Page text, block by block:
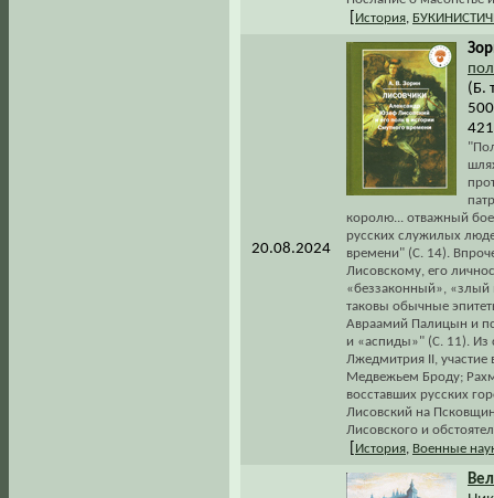
История
20.08.2024
(Б.
королю... отважный
русских служилых
времени" (С. 14).
Лисовскому, его
«беззаконный», «злый
таковы обычные
Авраамий Палицын и
и «аспиды»" (С. 11). Из
Лжедмитрия II, участие
Медвежьем Броду;
восставших русских
Лисовский на
Лисовского и
История Военные